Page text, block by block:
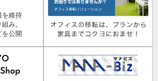
を維持
み。
を公開